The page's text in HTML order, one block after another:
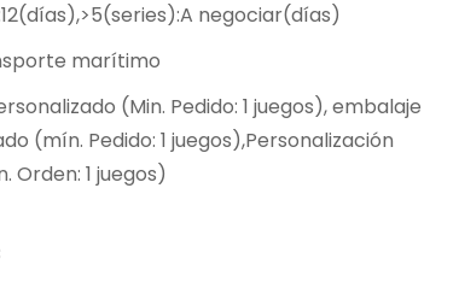
negociar(días)
marítimo
(Min. Pedido: 1 juegos), embalaje
(mín. Pedido: 1 juegos),Personalización
Orden: 1 juegos)